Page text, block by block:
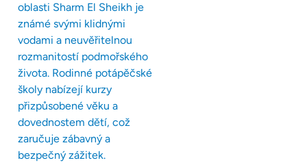
oblasti Sharm El Sheikh je
známé svými klidnými
vodami a neuvěřitelnou
rozmanitostí podmořského
života. Rodinné potápěčské
školy nabízejí kurzy
přizpůsobené věku a
dovednostem dětí, což
zaručuje zábavný a
bezpečný zážitek.